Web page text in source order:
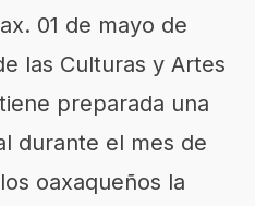
01 de mayo de
las Culturas y Artes
preparada una
durante el mes de
oaxaqueños la